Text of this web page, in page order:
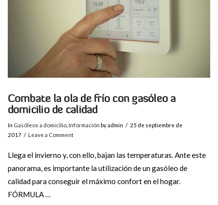
Combate la ola de frío con gasóleo a
domicilio de calidad
In Gasóleos a domicilio, Información by admin
25 de septiembre de
2017
Leave a Comment
Llega el invierno y, con ello, bajan las temperaturas. Ante este
panorama, es importante la utilización de un gasóleo de
calidad para conseguir el máximo confort en el hogar.
FÓRMULA …